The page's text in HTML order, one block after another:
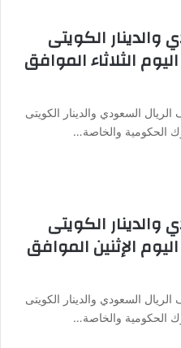
الكويتى
الثلاثاء الموافق
السعودي والدينار الكويتى
الحكومية والخاصة…
الكويتى
الإثنين الموافق
السعودي والدينار الكويتى
الحكومية والخاصة…